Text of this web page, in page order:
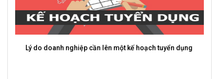
3 Cách Để Nhân Viên Chủ Động Hơn Trong Công Việc